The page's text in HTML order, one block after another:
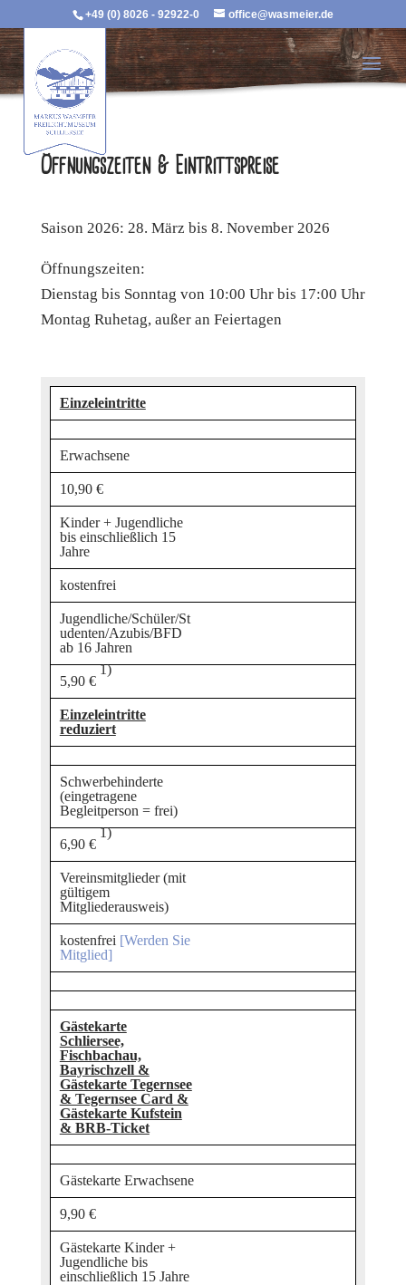
+49 (0) 8026 - 92922-0 office@wasmeier.de
Öffnungszeiten & Eintrittspreise
Saison 2026: 28. März bis 8. November 2026
Öffnungszeiten:
Dienstag bis Sonntag von 10:00 Uhr bis 17:00 Uhr
Montag Ruhetag, außer an Feiertagen
Einzeleintritte
Erwachsene
10,90 €
Kinder + Jugendliche
bis einschließlich 15
Jahre
kostenfrei
Jugendliche/Schüler/St
udenten/Azubis/BFD
ab 16 Jahren
5,90 €
1)
Einzeleintritte
reduziert
Schwerbehinderte
(eingetragene
Begleitperson = frei)
6,90 €
1)
Vereinsmitglieder (mit
gültigem
Mitgliederausweis)
kostenfrei [Werden Sie
Mitglied]
Gästekarte
Schliersee,
Fischbachau,
Bayrischzell &
Gästekarte Tegernsee
& Tegernsee Card &
Gästekarte Kufstein
& BRB-Ticket
Gästekarte Erwachsene
9,90 €
Gästekarte Kinder +
Jugendliche bis
einschließlich 15 Jahre